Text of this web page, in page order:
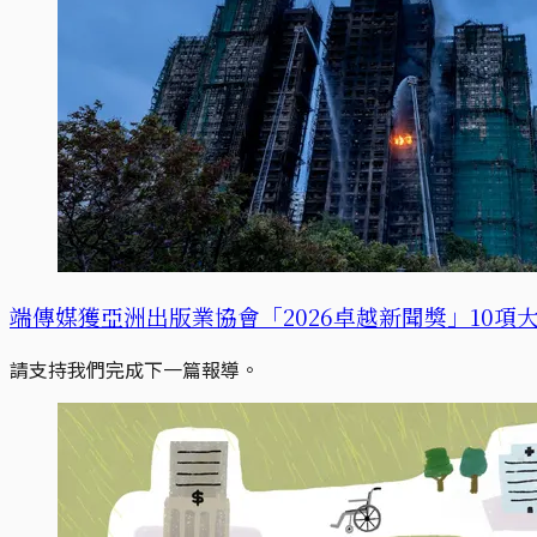
端傳媒獲亞洲出版業協會「2026卓越新聞獎」10項
請支持我們完成下一篇報導。